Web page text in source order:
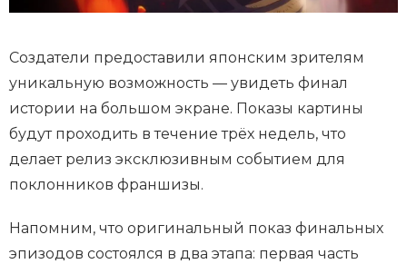
Создатели предоставили японским зрителям
уникальную возможность — увидеть финал
истории на большом экране. Показы картины
будут проходить в течение трёх недель, что
делает релиз эксклюзивным событием для
поклонников франшизы.
Напомним, что оригинальный показ финальных
эпизодов состоялся в два этапа: первая часть